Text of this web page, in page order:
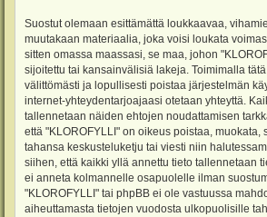
Suostut olemaan esittämättä loukkaavaa,
muutakaan materiaalia, joka voisi loukata
sitten omassa maassasi, se maa, johon
sijoitettu tai kansainvälisiä lakeja. Toimimalla
välittömästi ja lopullisesti poistaa järjestelmän
internet-yhteydentarjoajaasi otetaan yhteyttä.
tallennetaan näiden ehtojen noudattamisen
että "KLOROFYLLI" on oikeus poistaa, muokata,
tahansa keskusteluketju tai viesti niin
siihen, että kaikki yllä annettu tieto tallennetaan
ei anneta kolmannelle osapuolelle ilman
"KLOROFYLLI" tai phpBB ei ole vastuussa
aiheuttamasta tietojen vuodosta ulkopuolisille